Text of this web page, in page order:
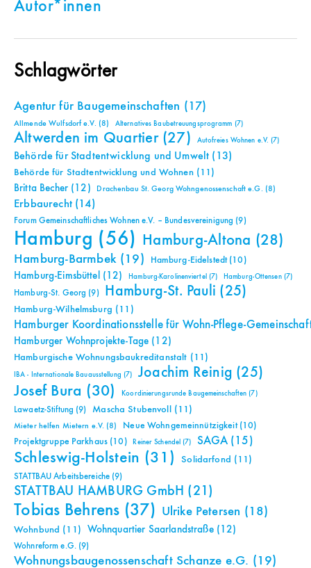
Autor*innen
Schlagwörter
Agentur für Baugemeinschaften (17)
Allmende Wulfsdorf e.V. (8) Alternatives Baubetreuungsprogramm (7)
Altwerden im Quartier(27) Autofreies Wohnen e.V. (7)
Behörde für Stadtentwicklung und Umwelt (13)
Behörde für Stadtentwicklung und Wohnen(11)
Britta Becher(12) Drachenbau St. Georg Wohngenossenschaft e.G. (8)
Erbbaurecht(14)
Forum Gemeinschaftliches Wohnen e.V. – Bundesvereinigung (9)
Hamburg (56) Hamburg-Altona (28)
Hamburg-Barmbek(19) Hamburg-Eidelstedt(10)
Hamburg-Eimsbüttel (12) Hamburg-Karolinenviertel (7) Hamburg-Ottensen(7)
Hamburg-St. Georg (9) Hamburg-St. Pauli (25)
Hamburg-Wilhelmsburg (11)
Hamburger Koordinationsstelle für Wohn-Pflege-
Hamburger Wohnprojekte-Tage (12)
Hamburgische Wohnungsbaukreditanstalt (11)
IBA - Internationale Bauausstellung (7) Joachim Reinig (25)
Josef Bura (30) Koordinierungsrunde Baugemeinschaften (7)
Lawaetz-Stiftung (9) Mascha Stubenvoll (11)
Mieter helfen Mietern e.V. (8) Neue Wohngemeinnützigkeit(10)
Projektgruppe Parkhaus (10) Reiner Schendel (7) SAGA(15)
Schleswig-Holstein (31) Solidarfond (11)
STATTBAU Arbeitsbereiche (9)
STATTBAU HAMBURG GmbH (21)
Tobias Behrens (37) Ulrike Petersen (18)
Wohnbund (11) Wohnquartier Saarlandstraße(12)
Wohnreform e.G.(9)
Wohnungsbaugenossenschaft Schanze e.G. (19)